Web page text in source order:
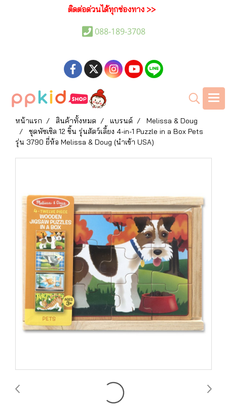
ติดต่อด่วนได้ทุกช่องทาง >>
088-189-3708
หน้าแรก สินค้าทั้งหมด แบรนด์
Melissa & Doug
ชุดพัซเซิล 12 ชิ้น รุ่นสัตว์เลี้ยง 4-in-1 Puzzle in a Box Pets
รุ่น 3790 ยี่ห้อ Melissa & Doug (นำเข้า USA)